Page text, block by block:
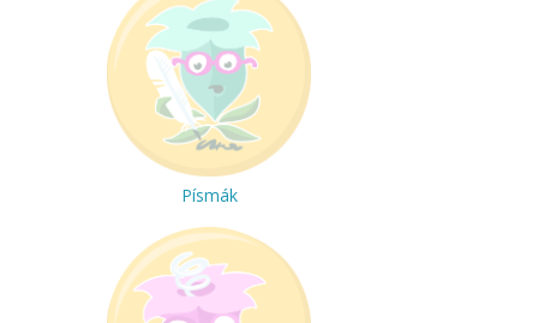
Písmák